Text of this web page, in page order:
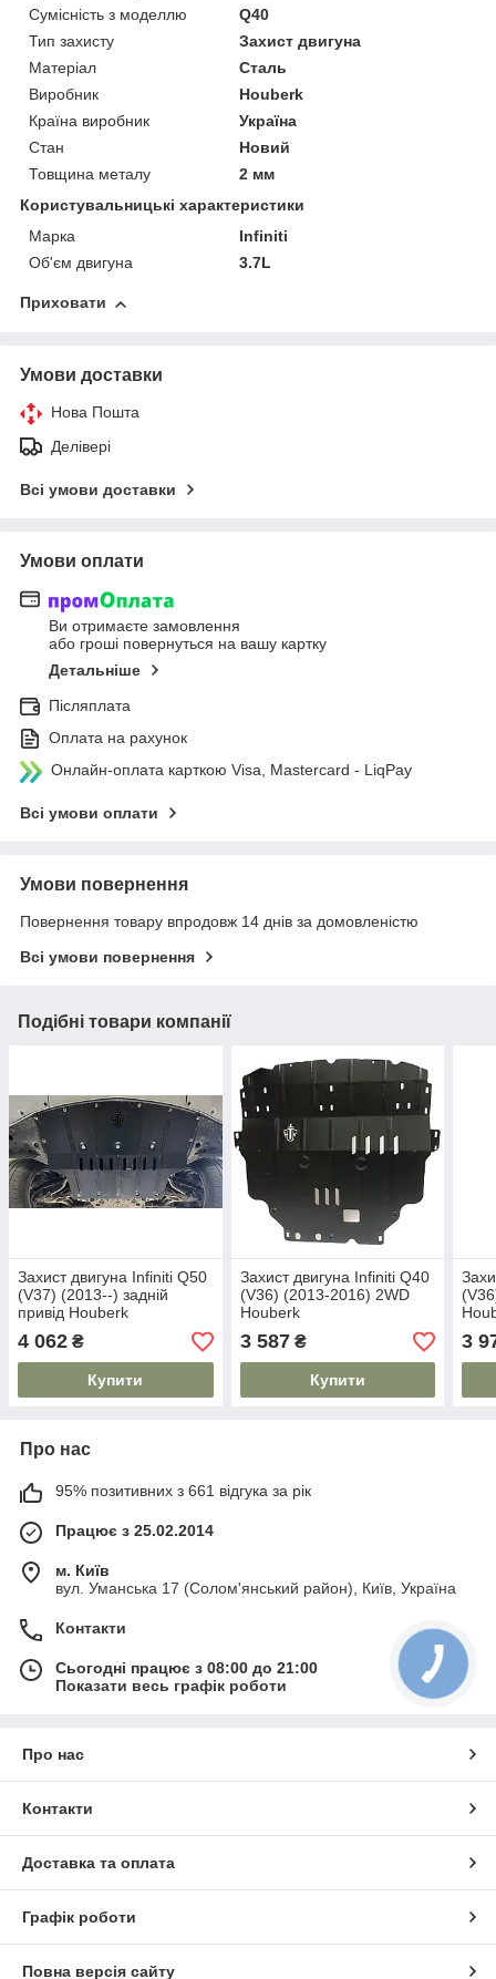
Сумісність з моделлю
Q40
Тип захисту
Захист двигуна
Матеріал
Сталь
Виробник
Houberk
Країна виробник
Україна
Стан
Новий
Товщина металу
2 мм
Користувальницькі характеристики
Марка
Infiniti
Об'єм двигуна
3.7L
Приховати
Умови доставки
Нова Пошта
Делівері
Всі умови доставки
Умови оплати
Ви отримаєте замовлення
або гроші повернуться на вашу картку
Детальніше
Післяплата
Оплата на рахунок
Онлайн-оплата карткою Visa, Mastercard - LiqPay
Всі умови оплати
Умови повернення
Повернення товару впродовж 14 днів за домовленістю
Всі умови повернення
Подібні товари компанії
Захист двигуна Infiniti Q50
(V37) (2013--) задній
привід Houberk
4 062 ₴
Купити
Захист двигуна Infiniti Q40
(V36) (2013-2016) 2WD
Houberk
3 587₴
Купити
3
Про нас
95% позитивних з 661 відгука за рік
Працює з 25.02.2014
м. Київ
вул. Уманська 17 (Солом'янський район), Київ, Україна
Контакти
Сьогодні працює з 08:00 до 21:00
Показати весь графік роботи
Про нас
Контакти
Доставка та оплата
Графік роботи
Повна версія сайту